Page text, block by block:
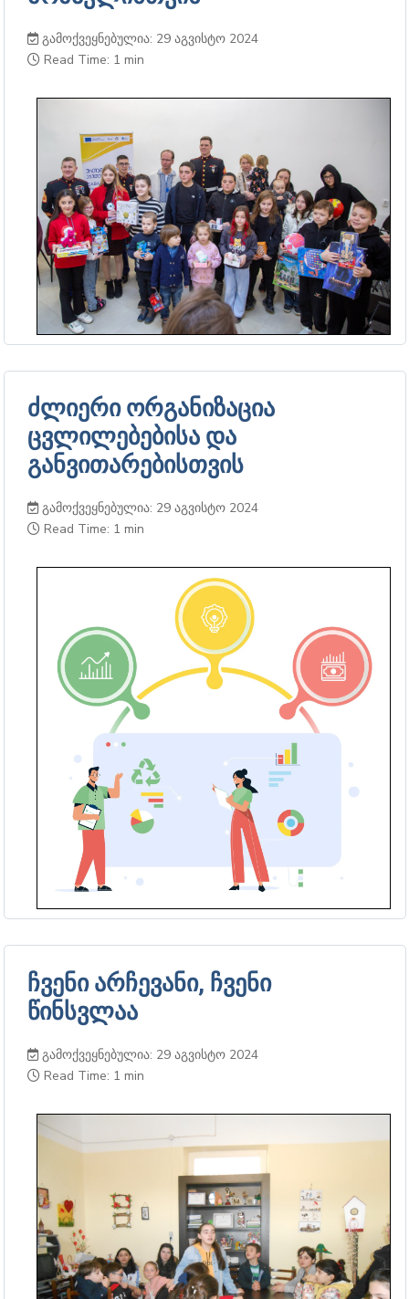
გამოქვეყნებულია: 29 აგვისტო 2024
Read Time: 1 min
ძლიერი ორგანიზაცია
ცვლილებებისა და
განვითარებისთვის
გამოქვეყნებულია: 29 აგვისტო 2024
Read Time: 1 min
ჩვენი არჩევანი, ჩვენი
წინსვლაა
გამოქვეყნებულია: 29 აგვისტო 2024
Read Time: 1 min